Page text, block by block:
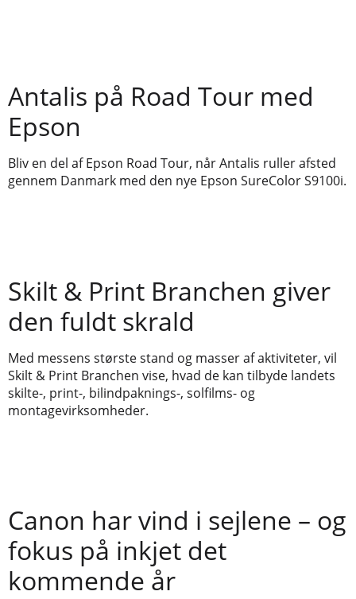
Antalis på Road Tour med
Epson
Bliv en del af Epson Road Tour, når Antalis ruller afsted
gennem Danmark med den nye Epson SureColor S9100i.
Skilt & Print Branchen giver
den fuldt skrald
Med messens største stand og masser af aktiviteter, vil
Skilt & Print Branchen vise, hvad de kan tilbyde landets
skilte-, print-, bilindpaknings-, solfilms- og
montagevirksomheder.
Canon har vind i sejlene – og
fokus på inkjet det
kommende år